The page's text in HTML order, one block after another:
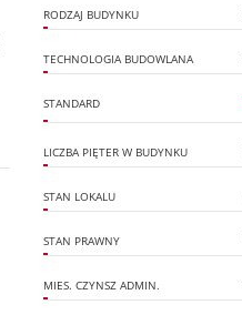
RODZAJ BUDYNKU
TECHNOLOGIA BUDOWLANA
STANDARD
LICZBA PIĘTER W BUDYNKU
STAN LOKALU
STAN PRAWNY
MIES. CZYNSZ ADMIN.